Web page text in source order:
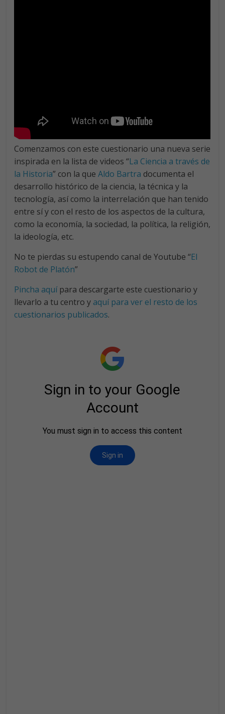
Comenzamos con este cuestionario una nueva serie
inspirada en la lista de videos “La Ciencia a través de
la Historia” con la queAldo Bartra documenta el
desarrollo histórico de la ciencia, la técnica y la
tecnología, así como la interrelación que han tenido
entre sí y con el resto de los aspectos de la cultura,
como la economía, la sociedad, la política, la religión,
la ideología, etc.
No te pierdas su estupendo canal de Youtube “El
Robot de Platón”
Pincha aquípara descargarte este cuestionario y
llevarlo a tu centro y aquí para ver el resto de los
cuestionarios publicados.